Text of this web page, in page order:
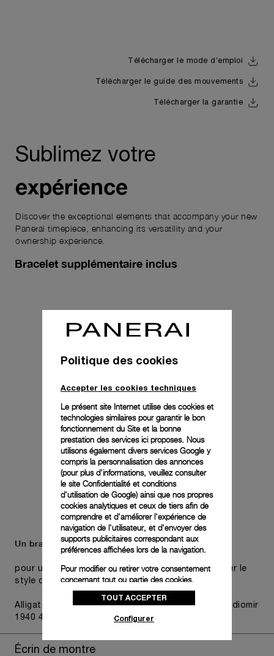
Télécharger le mode d’emploi
Télécharger le guide des mouvements
Télécharger la garantie
Sublimez votre
expérience
Discover the exceptional elements that accompany your new
Panerai timepiece, enhancing its versatility and your
ownership experience.
Bracelet supplémentaire inclus
Un bracelet supplémentaire est également inclus,
pour une polyvalence pratique sans compromis sur le
style choisi de la montre.
Alligator Black, T/T, STD, 26/22, BDR, Luminor - Radiomir
1940 47/48mm
Écrin de montre
Politique des cookies
Accepter les cookies techniques
Le présent site Internet utilise des cookies et
technologies similaires pour garantir le bon
fonctionnement du Site et la bonne
prestation des services ici proposes. Nous
utilisons également divers services Google y
compris la personnalisation des annonces
(pour plus d'informations, veuillez consulter
le site Confidentialité et conditions
d'utilisation de Google) ainsi que nos propres
cookies analytiques et ceux de tiers afin de
comprendre et d'améliorer l'expérience de
navigation de l'utilisateur, et d'envoyer des
supports publicitaires correspondant aux
préférences affichées lors de la navigation.
Pour modifier ou retirer votre consentement
concernant tout ou partie des cookies,
cliquez sur « Configurer » ou consultez notre
politique des cookiespour obtenir plus
donnez votre consentement pour l’utilisation
des cookies susmentionnés
TOUT ACCEPTER
Configurer